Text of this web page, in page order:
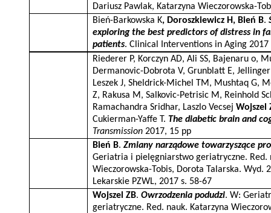
Dariusz Pawlak, Katarzyna Wieczorowska-
Bień-Barkowska K, Doroszkiewicz H, Bień B.
exploring the best predictors of distress in
patients. Clinical Interventions in Aging 2017
Riederer P, Korczyn AD, Ali SS, Bajenaru o,
Dermanovic-Dobrota V, Grunblatt E,
Leszek J, Sheldrick-Michel TM, Mushtaq G,
Z, Rakusa M, Salkovic-Petrisic M, Reinhold
Ramachandra Sridhar, Laszlo Vecsej Wojszel
Cukierman-Yaffe T. The diabetic brain and
Transmission 2017, 15 pp
Bień B.Zmiany narządowe towarzyszące
Geriatria i pielęgniarstwo geriatryczne. Red.
Wieczorowska-Tobis, Dorota Talarska. Wyd.
Lekarskie PZWL, 2017 s. 58-67
Wojszel ZB. Owrzodzenia podudzi. W:
geriatryczne. Red. nauk. Katarzyna